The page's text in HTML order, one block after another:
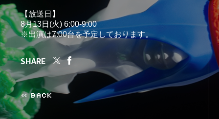
DISCOGRAPHY
BIOGRAPHY GOODS
【放送日】
8月13日(火) 6:00-9:00
※出演は7:00台を予定しております。
SHARE
« BACK